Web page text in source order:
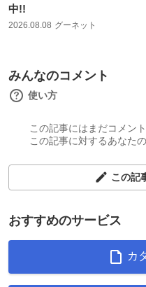
中!!
2026.08.08 グーネット
みんなのコメント
使い方
この記事にはまだコメン
この記事に対するあなた
この記
おすすめのサービス
カ